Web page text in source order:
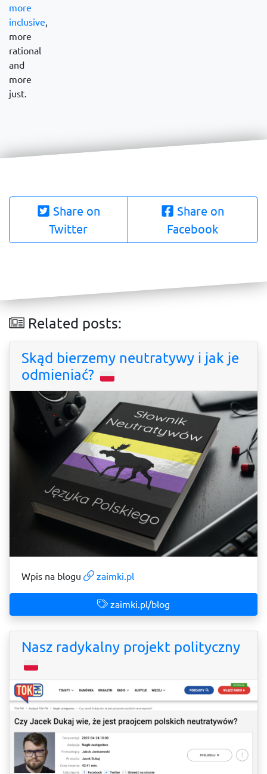
more
inclusive,
more
rational
and
more
just.
Share on
Twitter
Share on
Facebook
Related posts:
Skąd bierzemy neutratywy i jak je
odmieniać?
Wpis na blogu zaimki.pl
zaimki.pl/blog
Nasz radykalny projekt polityczny